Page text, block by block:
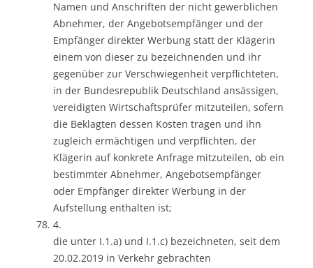
Namen und Anschriften der nicht gewerblichen
Abnehmer, der Angebotsempfänger und der
Empfänger direkter Werbung statt der Klägerin
einem von dieser zu bezeichnenden und ihr
gegenüber zur Verschwiegenheit verpflichteten,
in der Bundesrepublik Deutschland ansässigen,
vereidigten Wirtschaftsprüfer mitzuteilen, sofern
die Beklagten dessen Kosten tragen und ihn
zugleich ermächtigen und verpflichten, der
Klägerin auf konkrete Anfrage mitzuteilen, ob ein
bestimmter Abnehmer, Angebotsempfänger
oder Empfänger direkter Werbung in der
Aufstellung enthalten ist;
4.
die unter I.1.a) und I.1.c) bezeichneten, seit dem
20.02.2019 in Verkehr gebrachten